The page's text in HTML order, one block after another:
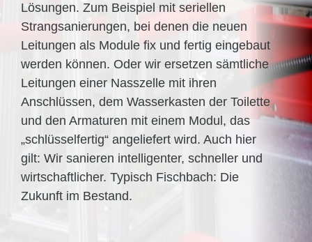
Lösungen. Zum Beispiel mit seriellen
Strangsanierungen, bei denen die neuen
Leitungen als Module fix und fertig eingebaut
werden können. Oder wir ersetzen sämtliche
Leitungen einer Nasszelle mit ihren
Anschlüssen, dem Wasserkasten der Toilette
und den Armaturen mit einem Modul, das
„schlüsselfertig“ angeliefert wird. Auch hier
gilt: Wir sanieren intelligenter, schneller und
wirtschaftlicher. Typisch Fischbach: Die
Zukunft im Bestand.